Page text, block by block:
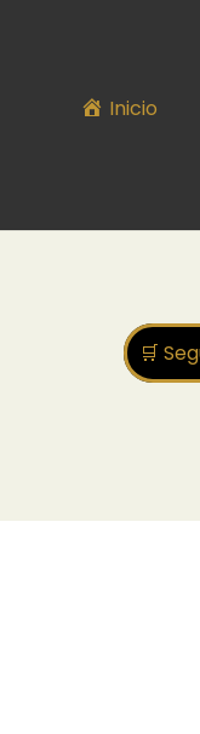
Inicio
ZARCILLO
🛒